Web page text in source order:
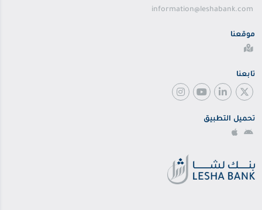
information@leshabank.com
موقعنا
تابعنا
تحميل التطبيق